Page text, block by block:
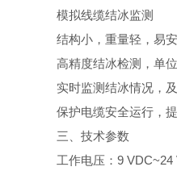
模拟线缆结冰监测
结构小，重量轻，易
高精度结冰检测，单
实时监测结冰情况，
保护电缆安全运行，
三、技术参数
工作电压：9 VDC~24